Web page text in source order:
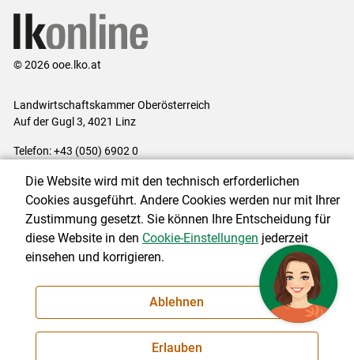
© 2026 ooe.lko.at
Landwirtschaftskammer Oberösterreich
Auf der Gugl 3, 4021 Linz
Telefon: +43 (050) 6902 0
Impressum|Kontakt|Gewinnspiele|Datenschutzerklärung |
Barrierefreiheit
Cookie-Einstellungen
NEWSLETTER
Die Website wird mit den technisch erforderlichen
Cookies ausgeführt. Andere Cookies werden nur mit Ihrer
Zustimmung gesetzt. Sie können Ihre Entscheidung für
diese Website in den Cookie-Einstellungen jederzeit
einsehen und korrigieren.
Ablehnen
Erlauben